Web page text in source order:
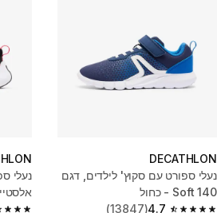
DECATHLON
נעלי ספורט עם סקוץ' לילדים, דגם
Soft 140 - כחול
4.7
(13847)
נעלי
שחור/